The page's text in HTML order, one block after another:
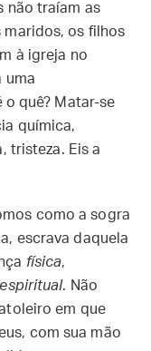
não traíam as
maridos, os filhos
à igreja no
uma
o quê? Matar-se
química,
tristeza. Eis a
como a sogra
escrava daquela
física,
espiritual. Não
em que
com sua mão